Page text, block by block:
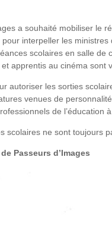
a souhaité mobiliser le
interpeller les ministres
scolaires en salle de
apprentis au cinéma sont
autoriser les sorties
venues de
de l’éducation
scolaires ne sont toujours
Passeurs d’Images